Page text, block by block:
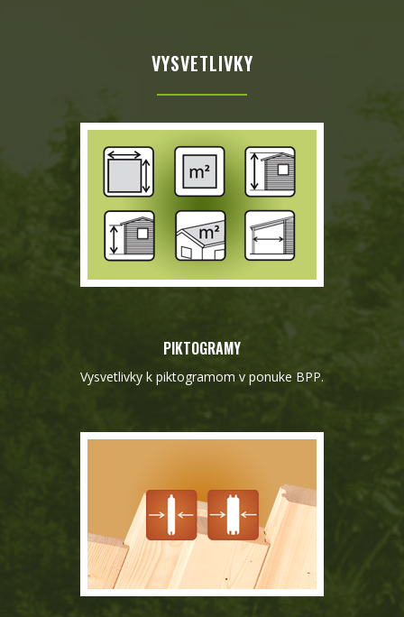
VYSVETLIVKY
PIKTOGRAMY
Vysvetlivky k piktogramom v ponuke BPP.